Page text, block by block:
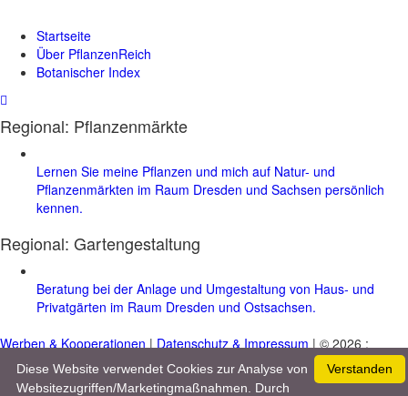
Startseite
Über PflanzenReich
Botanischer Index
Regional: Pflanzenmärkte
Lernen Sie meine Pflanzen und mich auf Natur- und
Pflanzenmärkten im Raum Dresden und Sachsen persönlich
kennen.
Regional: Gartengestaltung
Beratung bei der Anlage und Umgestaltung von Haus- und
Privatgärten im Raum Dresden und Ostsachsen.
Werben & Kooperationen | Datenschutz & Impressum | © 2026 :
www.pflanzenreich.com
Verstanden
Diese Website verwendet Cookies zur Analyse von
Websitezugriffen/Marketingmaßnahmen. Durch